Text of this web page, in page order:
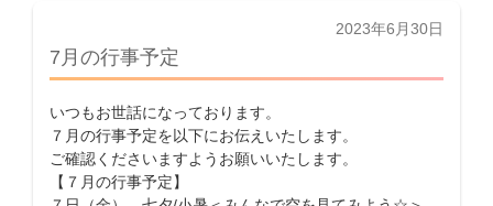
投
日:
2023年6月30日
7月の行事予定
いつもお世話になっております。
７月の行事予定を以下にお伝えいたします。
ご確認くださいますようお願いいたします。
【７月の行事予定】